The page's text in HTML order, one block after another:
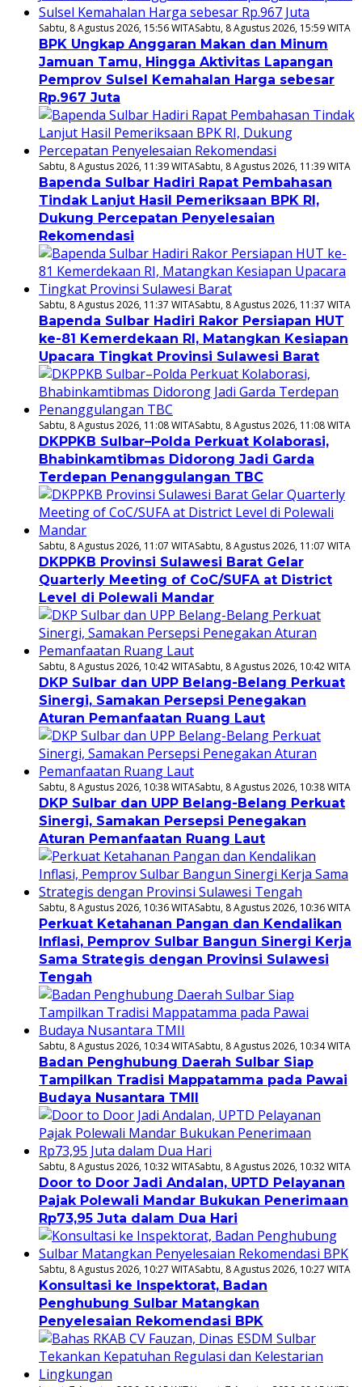
Sabtu, 8 Agustus 2026, 15:56 WITASabtu, 8 Agustus 2026, 15:59 WITA
BPK Ungkap Anggaran Makan dan Minum
Jamuan Tamu, Hingga Aktivitas Lapangan
Pemprov Sulsel Kemahalan Harga sebesar
Rp.967 Juta
Sabtu, 8 Agustus 2026, 11:39 WITASabtu, 8 Agustus 2026, 11:39 WITA
Bapenda Sulbar Hadiri Rapat Pembahasan
Tindak Lanjut Hasil Pemeriksaan BPK RI,
Dukung Percepatan Penyelesaian
Rekomendasi
Sabtu, 8 Agustus 2026, 11:37 WITASabtu, 8 Agustus 2026, 11:37 WITA
Bapenda Sulbar Hadiri Rakor Persiapan HUT
ke-81 Kemerdekaan RI, Matangkan Kesiapan
Upacara Tingkat Provinsi Sulawesi Barat
Sabtu, 8 Agustus 2026, 11:08 WITASabtu, 8 Agustus 2026, 11:08 WITA
DKPPKB Sulbar–Polda Perkuat Kolaborasi,
Bhabinkamtibmas Didorong Jadi Garda
Terdepan Penanggulangan TBC
Sabtu, 8 Agustus 2026, 11:07 WITASabtu, 8 Agustus 2026, 11:07 WITA
DKPPKB Provinsi Sulawesi Barat Gelar
Quarterly Meeting of CoC/SUFA at District
Level di Polewali Mandar
Sabtu, 8 Agustus 2026, 10:42 WITASabtu, 8 Agustus 2026, 10:42 WITA
DKP Sulbar dan UPP Belang-Belang Perkuat
Sinergi, Samakan Persepsi Penegakan
Aturan Pemanfaatan Ruang Laut
Sabtu, 8 Agustus 2026, 10:38 WITASabtu, 8 Agustus 2026, 10:38 WITA
DKP Sulbar dan UPP Belang-Belang Perkuat
Sinergi, Samakan Persepsi Penegakan
Aturan Pemanfaatan Ruang Laut
Sabtu, 8 Agustus 2026, 10:36 WITASabtu, 8 Agustus 2026, 10:36 WITA
Perkuat Ketahanan Pangan dan Kendalikan
Inflasi, Pemprov Sulbar Bangun Sinergi Kerja
Sama Strategis dengan Provinsi Sulawesi
Tengah
Sabtu, 8 Agustus 2026, 10:34 WITASabtu, 8 Agustus 2026, 10:34 WITA
Badan Penghubung Daerah Sulbar Siap
Tampilkan Tradisi Mappatamma pada Pawai
Budaya Nusantara TMII
Sabtu, 8 Agustus 2026, 10:32 WITASabtu, 8 Agustus 2026, 10:32 WITA
Door to Door Jadi Andalan, UPTD Pelayanan
Pajak Polewali Mandar Bukukan Penerimaan
Rp73,95 Juta dalam Dua Hari
Sabtu, 8 Agustus 2026, 10:27 WITASabtu, 8 Agustus 2026, 10:27 WITA
Konsultasi ke Inspektorat, Badan
Penghubung Sulbar Matangkan
Penyelesaian Rekomendasi BPK